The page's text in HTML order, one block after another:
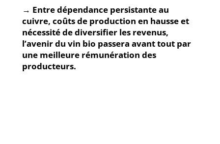
→ Entre dépendance persistante au
cuivre, coûts de production en hausse et
nécessité de diversifier les revenus,
l’avenir du vin bio passera avant tout par
une meilleure rémunération des
producteurs.